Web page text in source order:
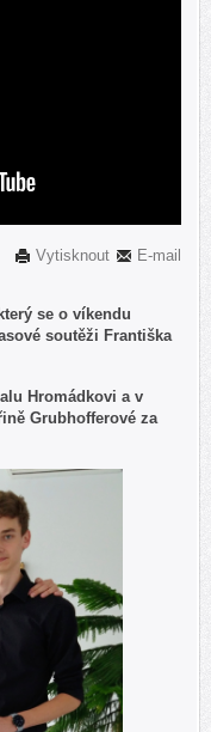
E-mail
Vytisknout
se o víkendu
soutěži Františka
Hromádkovi a v
Grubhofferové za